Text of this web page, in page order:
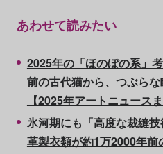
あわせて読みたい
2025年の「ほのぼの系」
前の古代猫から、つぶら
【2025年アートニュースま
氷河期にも「高度な裁縫
革製衣類が約1万2000年前